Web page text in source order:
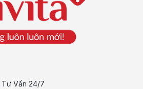
Tư Vấn 24/7